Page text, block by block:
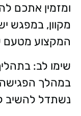
ומזמין אתכם
מקוון, במפגש
המקצוע מטעם
שימו לב:
במהלך הפגישה
נשתדל להשיב